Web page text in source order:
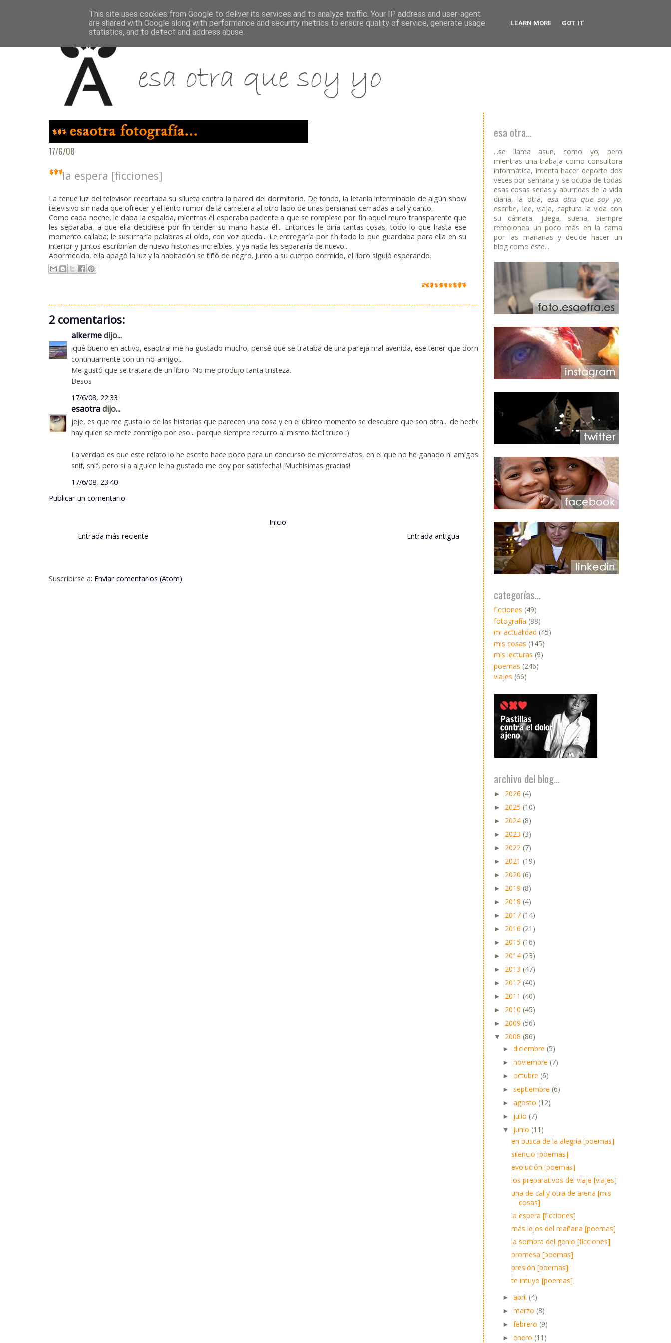
17/6/08
la espera [ficciones]
La tenue luz del televisor recortaba su silueta contra la pared del dormitorio. De fondo, la letanía interminable de algún show
televisivo sin nada que ofrecer y el lento rumor de la carretera al otro lado de unas persianas cerradas a cal y canto.
Como cada noche, le daba la espalda, mientras él esperaba paciente a que se rompiese por fin aquel muro transparente que
les separaba, a que ella decidiese por fin tender su mano hasta él... Entonces le diría tantas cosas, todo lo que hasta ese
momento callaba; le susurraría palabras al oído, con voz queda... Le entregaría por fin todo lo que guardaba para ella en su
interior y juntos escribirían de nuevo historias increíbles, y ya nada les separaría de nuevo...
Adormecida, ella apagó la luz y la habitación se tiñó de negro. Junto a su cuerpo dormido, el libro siguió esperando.
2 comentarios:
alkermedijo...
¡qué bueno en activo, esaotra! me ha gustado mucho, pensé que se trataba de una pareja mal avenida, ese tener que dormir
continuamente con un no-amigo...
Me gustó que se tratara de un libro. No me produjo tanta tristeza.
Besos
17/6/08, 22:33
esaotradijo...
jeje, es que me gusta lo de las historias que parecen una cosa y en el último momento se descubre que son otra... de hecho,
hay quien se mete conmigo por eso... porque siempre recurro al mismo fácil truco :)
La verdad es que este relato lo he escrito hace poco para un concurso de microrrelatos, en el que no he ganado ni amigos,
snif, snif, pero si a alguien le ha gustado me doy por satisfecha! ¡Muchísimas gracias!
17/6/08, 23:40
Publicar un comentario
Entrada más reciente Entrada antigua
Inicio
Suscribirse a: Enviar comentarios (Atom)
esa otra...
...se llama asun, como yo; pero
mientras una trabaja como consultora
informática, intenta hacer deporte dos
veces por semana y se ocupa de todas
esas cosas serias y aburridas de la vida
diaria, la otra, esa otra que soy yo,
escribe, lee, viaja, captura la vida con
su cámara, juega, sueña, siempre
remolonea un poco más en la cama
por las mañanas y decide hacer un
blog como éste...
categorías...
ficciones (49)
fotografía (88)
mi actualidad (45)
mis cosas (145)
mis lecturas (9)
poemas (246)
viajes (66)
archivo del blog...
► 2026 (4)
► 2025 (10)
► 2024 (8)
► 2023 (3)
► 2022 (7)
► 2021 (19)
► 2020 (6)
► 2019 (8)
► 2018 (4)
► 2017 (14)
► 2016 (21)
► 2015 (16)
► 2014 (23)
► 2013 (47)
► 2012 (40)
► 2011 (40)
► 2010 (45)
► 2009 (56)
▼ 2008 (86)
► diciembre (5)
► noviembre (7)
► octubre (6)
► septiembre (6)
► agosto (12)
► julio (7)
▼ junio (11)
en busca de la alegría [poemas]
silencio [poemas]
evolución [poemas]
los preparativos del viaje [viajes]
una de cal y otra de arena [mis
cosas]
la espera [ficciones]
más lejos del mañana [poemas]
la sombra del genio [ficciones]
promesa [poemas]
presión [poemas]
te intuyo [poemas]
► abril (4)
► marzo (8)
► febrero (9)
► enero (11)
This site uses cookies from Google to deliver its services and to analyze traffic. Your IP address and user-agent
are shared with Google along with performance and security metrics to ensure quality of service, generate usage
statistics, and to detect and address abuse.
LEARN MORE GOT IT